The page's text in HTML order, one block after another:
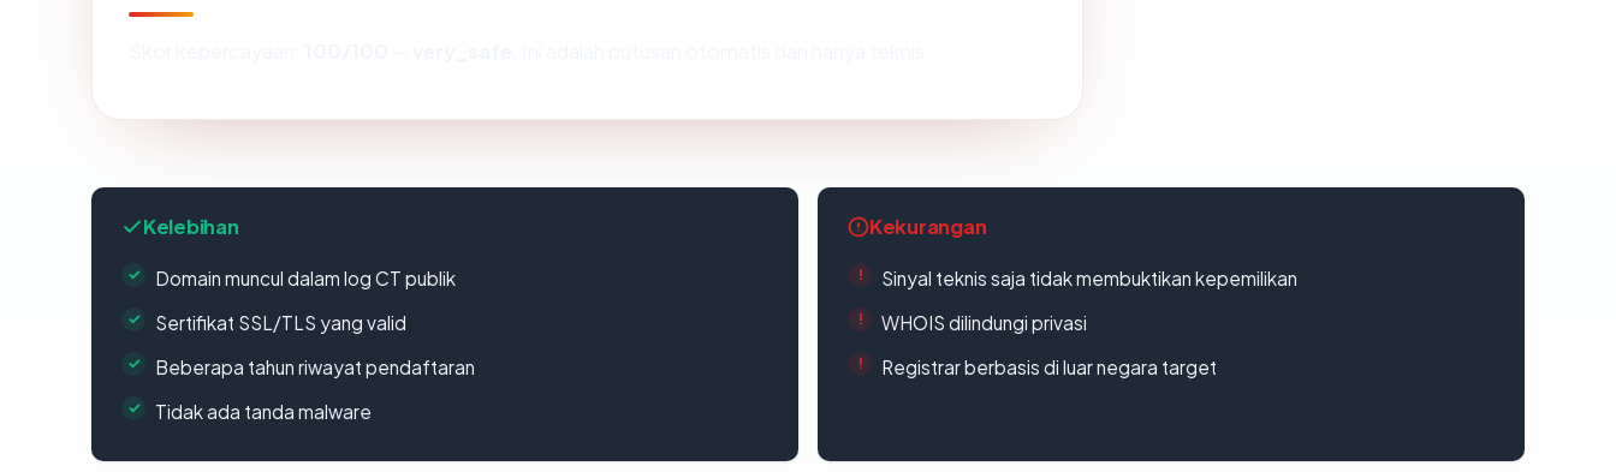
Kelebihan
Domain muncul dalam log CT publik
Sertifikat SSL/TLS yang valid
Beberapa tahun riwayat pendaftaran
Tidak ada tanda malware
Kekurangan
Sinyal teknis saja tidak membuktikan kepemilikan
WHOIS dilindungi privasi
Registrar berbasis di luar negara target